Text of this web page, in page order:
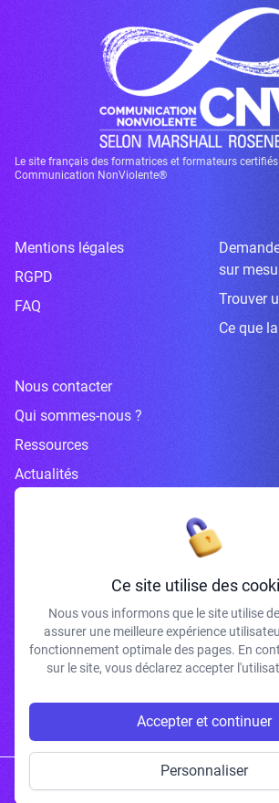
Le site français des formatrices et formateurs
Communication NonViolente®
Mentions légales
RGPD
FAQ
sur
Trouver
Ce que
Nous contacter
Qui sommes-nous ?
Ressources
Actualités
Inscrivez-vous à la
J'accepte de recevoir vos e-mails et confirme
votre politique de confidentialité et
Copyright © 2026 | Gum Studio. Tous
Ce site utilise des
Nous vous informons que le site utilise
assurer une meilleure expérience
fonctionnement optimale des pages. En
sur le site, vous déclarez accepter
Accepter et continuer
Personnaliser